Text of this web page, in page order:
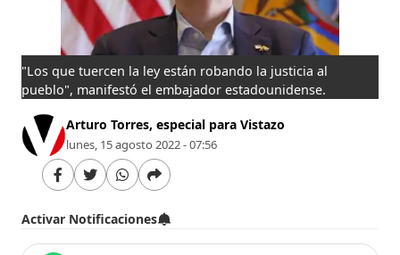
"Los que tuercen la ley están robando la justicia al
pueblo", manifestó el embajador estadounidense.
Arturo Torres, especial para Vistazo
lunes, 15 agosto 2022 - 07:56
Activar Notificaciones